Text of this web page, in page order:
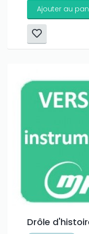
Ajouter au
Drôle